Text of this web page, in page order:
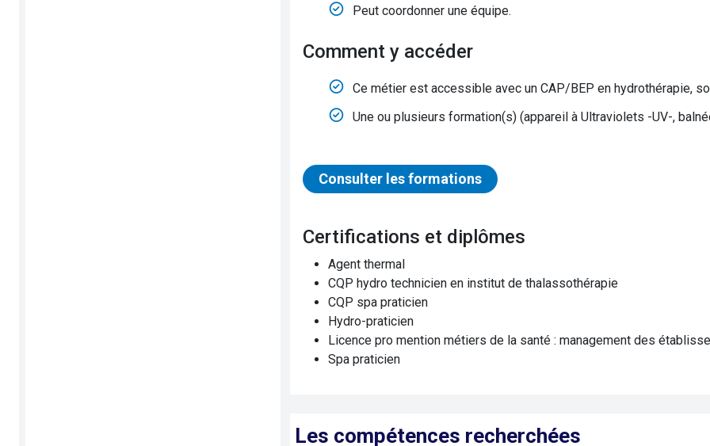
Peut coordonner une équipe.
Comment y accéder
Ce métier est accessible avec un CAP/BEP en hydrothérapie,
Une ou plusieurs formation(s) (appareil à Ultraviolets -UV-,
Consulter les formations
Certifications et diplômes
Agent thermal
CQP hydro technicien en institut de thalassothérapie
CQP spa praticien
Hydro-praticien
Licence pro mention métiers de la santé : management des
Spa praticien
Les compétences recherchées